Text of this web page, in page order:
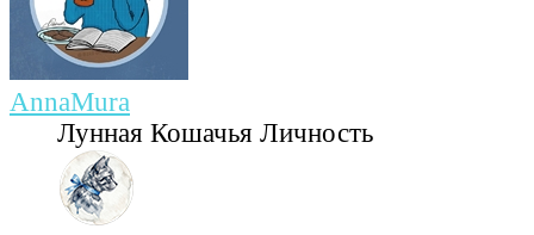
AnnaMura
Лунная Кошачья Личность